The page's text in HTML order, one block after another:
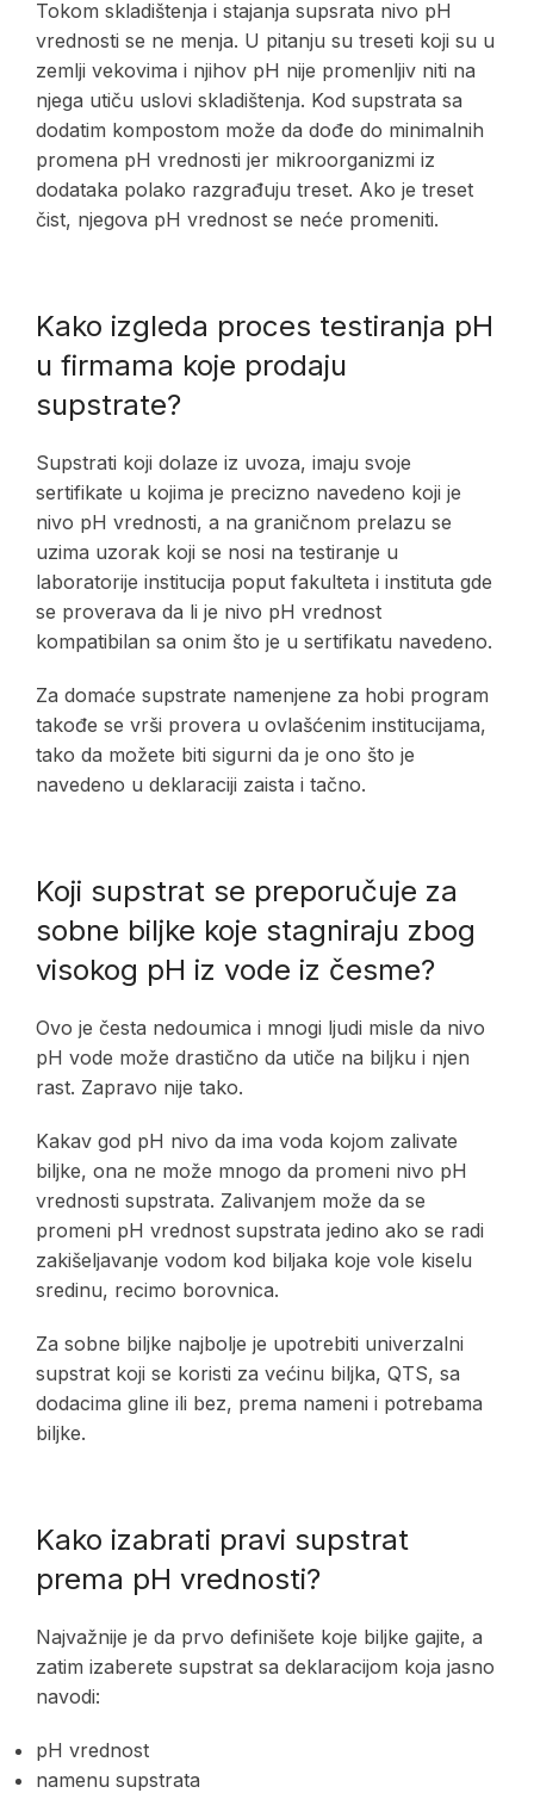
Tokom skladištenja i stajanja supsrata nivo pH
vrednosti se ne menja. U pitanju su treseti koji su u
zemlji vekovima i njihov pH nije promenljiv niti na
njega utiču uslovi skladištenja. Kod supstrata sa
dodatim kompostom može da dođe do minimalnih
promena pH vrednosti jer mikroorganizmi iz
dodataka polako razgrađuju treset. Ako je treset
čist, njegova pH vrednost se neće promeniti.
Kako izgleda proces testiranja pH
u firmama koje prodaju
supstrate?
Supstrati koji dolaze iz uvoza, imaju svoje
sertifikate u kojima je precizno navedeno koji je
nivo pH vrednosti, a na graničnom prelazu se
uzima uzorak koji se nosi na testiranje u
laboratorije institucija poput fakulteta i instituta gde
se proverava da li je nivo pH vrednost
kompatibilan sa onim što je u sertifikatu navedeno.
Za domaće supstrate namenjene za hobi program
takođe se vrši provera u ovlašćenim institucijama,
tako da možete biti sigurni da je ono što je
navedeno u deklaraciji zaista i tačno.
Koji supstrat se preporučuje za
sobne biljke koje stagniraju zbog
visokog pH iz vode iz česme?
Ovo je česta nedoumica i mnogi ljudi misle da nivo
pH vode može drastično da utiče na biljku i njen
rast. Zapravo nije tako.
Kakav god pH nivo da ima voda kojom zalivate
biljke, ona ne može mnogo da promeni nivo pH
vrednosti supstrata. Zalivanjem može da se
promeni pH vrednost supstrata jedino ako se radi
zakišeljavanje vodom kod biljaka koje vole kiselu
sredinu, recimo borovnica.
Za sobne biljke najbolje je upotrebiti univerzalni
supstrat koji se koristi za većinu biljka, QTS, sa
dodacima gline ili bez, prema nameni i potrebama
biljke.
Kako izabrati pravi supstrat
prema pH vrednosti?
Najvažnije je da prvo definišete koje biljke gajite, a
zatim izaberete supstrat sa deklaracijom koja jasno
navodi:
pH vrednost
namenu supstrata